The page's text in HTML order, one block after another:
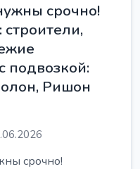
срочно!
подвозкой:
Ришон
срочно!